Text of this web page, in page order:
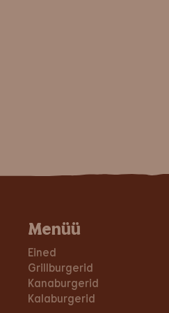
Menüü
Eined
Grillburgerid
Kanaburgerid
Kalaburgerid